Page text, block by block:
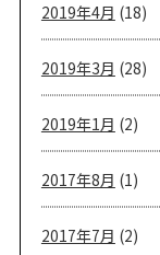
2019年4月 (18)
2019年3月 (28)
2019年1月 (2)
2017年8月 (1)
2017年7月 (2)